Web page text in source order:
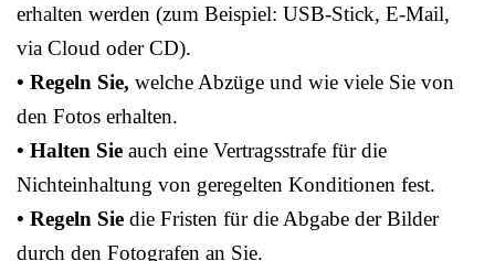
erhalten werden (zum Beispiel: USB-Stick, E-Mail,
via Cloud oder CD).
• Regeln Sie, welche Abzüge und wie viele Sie von
den Fotos erhalten.
• Halten Sie auch eine Vertragsstrafe für die
Nichteinhaltung von geregelten Konditionen fest.
• Regeln Sie die Fristen für die Abgabe der Bilder
durch den Fotografen an Sie.